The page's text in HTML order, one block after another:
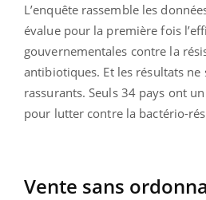
L’enquête rassemble les
évalue pour la première fois
gouvernementales contre la
antibiotiques. Et les résultats ne
rassurants. Seuls 34 pays ont
pour lutter contre la bactério-
Vente sans